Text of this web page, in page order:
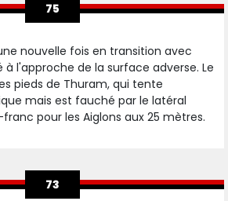
75
nouvelle fois en transition avec
à l'approche de la surface adverse. Le
pieds de Thuram, qui tente
mais est fauché par le latéral
pour les Aiglons aux 25 mètres.
73